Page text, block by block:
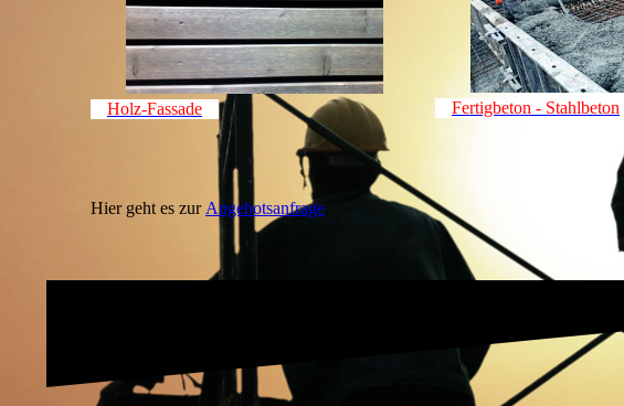
Holz-Fassade Fertigbeton - Stahlbeton
Hier geht es zur Angebotsanfrage